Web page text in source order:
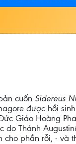
cuốn Sidereus
được hồi
Giáo Hoàng
do Thánh
phần rỗi, - và